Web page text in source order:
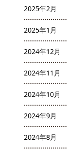
2025年2月
2025年1月
2024年12月
2024年11月
2024年10月
2024年9月
2024年8月